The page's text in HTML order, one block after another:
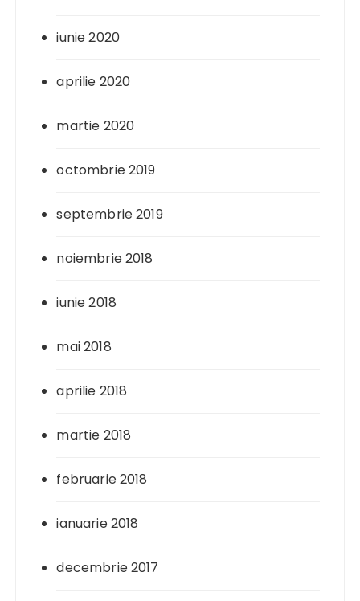
iunie 2020
aprilie 2020
martie 2020
octombrie 2019
septembrie 2019
noiembrie 2018
iunie 2018
mai 2018
aprilie 2018
martie 2018
februarie 2018
ianuarie 2018
decembrie 2017